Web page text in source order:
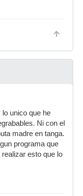
lo unico que he
Ni con el
madre en tanga.
programa que
realizar esto que lo